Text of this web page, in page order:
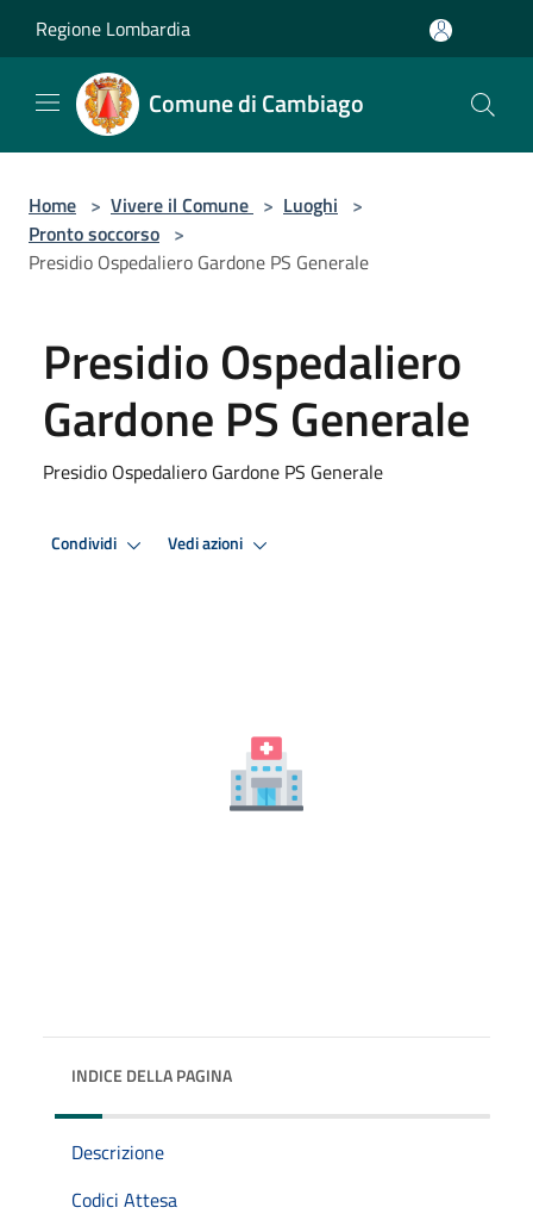
Regione Lombardia
Comune di Cambiago
Home > Vivere il Comune > Luoghi >
Pronto soccorso >
Presidio Ospedaliero Gardone PS Generale
Presidio Ospedaliero
Gardone PS Generale
Presidio Ospedaliero Gardone PS Generale
Condividi Vedi azioni
INDICE DELLA PAGINA
Descrizione
Codici Attesa